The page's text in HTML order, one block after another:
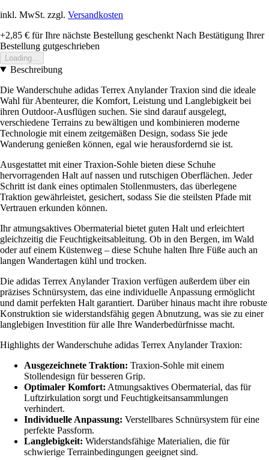
inkl. MwSt. zzgl. Versandkosten
+2,85 € für Ihre nächste Bestellung geschenkt Nach Bestätigung Ihrer
Bestellung gutgeschrieben
Loading...
Beschreibung
Die Wanderschuhe adidas Terrex Anylander Traxion sind die ideale
Wahl für Abenteurer, die Komfort, Leistung und Langlebigkeit bei
ihren Outdoor-Ausflügen suchen. Sie sind darauf ausgelegt,
verschiedene Terrains zu bewältigen und kombinieren moderne
Technologie mit einem zeitgemäßen Design, sodass Sie jede
Wanderung genießen können, egal wie herausfordernd sie ist.
Ausgestattet mit einer Traxion-Sohle bieten diese Schuhe
hervorragenden Halt auf nassen und rutschigen Oberflächen. Jeder
Schritt ist dank eines optimalen Stollenmusters, das überlegene
Traktion gewährleistet, gesichert, sodass Sie die steilsten Pfade mit
Vertrauen erkunden können.
Ihr atmungsaktives Obermaterial bietet guten Halt und erleichtert
gleichzeitig die Feuchtigkeitsableitung. Ob in den Bergen, im Wald
oder auf einem Küstenweg – diese Schuhe halten Ihre Füße auch an
langen Wandertagen kühl und trocken.
Die adidas Terrex Anylander Traxion verfügen außerdem über ein
präzises Schnürsystem, das eine individuelle Anpassung ermöglicht
und damit perfekten Halt garantiert. Darüber hinaus macht ihre robuste
Konstruktion sie widerstandsfähig gegen Abnutzung, was sie zu einer
langlebigen Investition für alle Ihre Wanderbedürfnisse macht.
Highlights der Wanderschuhe adidas Terrex Anylander Traxion:
Ausgezeichnete Traktion: Traxion-Sohle mit einem
Stollendesign für besseren Grip.
Optimaler Komfort: Atmungsaktives Obermaterial, das für
Luftzirkulation sorgt und Feuchtigkeitsansammlungen
verhindert.
Individuelle Anpassung: Verstellbares Schnürsystem für eine
perfekte Passform.
Langlebigkeit: Widerstandsfähige Materialien, die für
schwierige Terrainbedingungen geeignet sind.